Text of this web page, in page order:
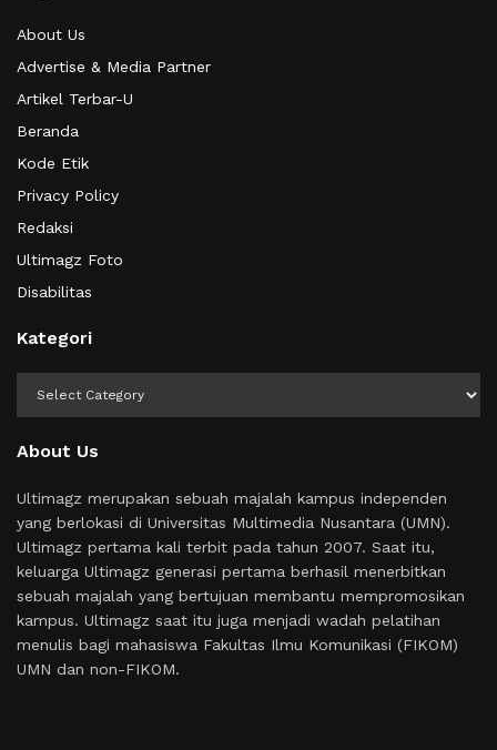
About Us
Advertise & Media Partner
Artikel Terbar-U
Beranda
Kode Etik
Privacy Policy
Redaksi
Ultimagz Foto
Disabilitas
Kategori
About Us
Ultimagz merupakan sebuah majalah kampus independen
yang berlokasi di Universitas Multimedia Nusantara (UMN).
Ultimagz pertama kali terbit pada tahun 2007. Saat itu,
keluarga Ultimagz generasi pertama berhasil menerbitkan
sebuah majalah yang bertujuan membantu mempromosikan
kampus. Ultimagz saat itu juga menjadi wadah pelatihan
menulis bagi mahasiswa Fakultas Ilmu Komunikasi (FIKOM)
UMN dan non-FIKOM.